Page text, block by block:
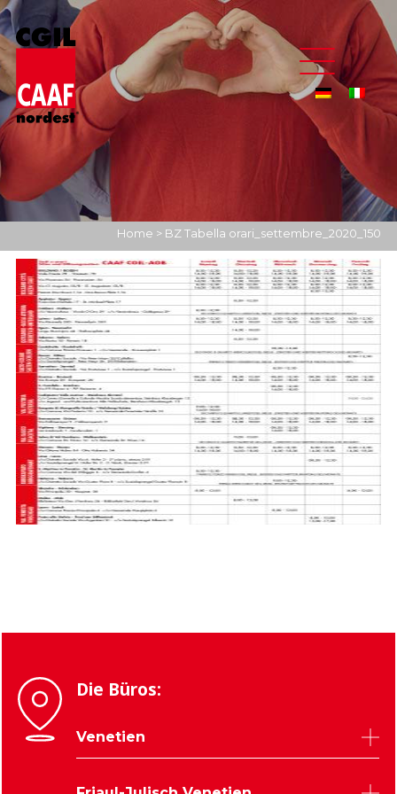
Home > BZ Tabella orari_settembre_2020_150
Die Büros:
Venetien
Belluno